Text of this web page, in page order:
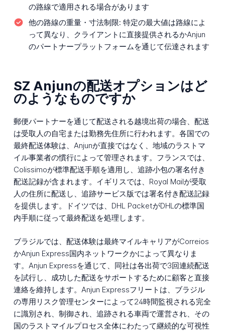
の路線で適用される場合があります
他の路線の重量・寸法制限: 特定の最大値は路線によ
って異なり、クライアントに直接提供されるかAnjun
のパートナープラットフォームを通じて伝達されます
SZ Anjunの配送オプションはど
のようなものですか
郵便パートナーを通じて配送される越境出荷の場合、配送
は受取人の自宅または勤務先住所に行われます。各国での
最終配送体験は、Anjunが直接ではなく、地域のラストマ
イル事業者の慣行によって管理されます。フランスでは、
Colissimoが標準配送手順を適用し、追跡小包の署名付き
配送記録が含まれます。イギリスでは、Royal Mailが受取
人の住所に配送し、追跡サービス版では署名付き配送記録
を提供します。ドイツでは、DHL PacketがDHLの標準国
内手順に従って最終配送を処理します。
ブラジルでは、配送体験は最終マイルキャリアがCorreios
かAnjun Express国内ネットワークかによって異なりま
す。Anjun Expressを通じて、同社は各出荷で3回連続配送
を試行し、成功した配送をサポートするために顧客と直接
連絡を維持します。Anjun Expressフリートは、ブラジル
の専用リスク管理センターによって24時間監視される完全
に識別され、制御され、追跡される車両で運営され、その
国のラストマイルプロセス全体にわたって継続的な可視性